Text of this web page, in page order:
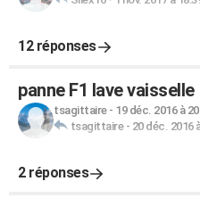
12 réponses
panne F1 lave vaisselle
tsagittaire- 19 déc. 2016 à
tsagittaire- 20 déc. 2016
2 réponses